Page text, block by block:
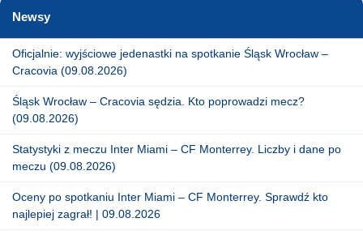
Newsy
Oficjalnie: wyjściowe jedenastki na spotkanie Śląsk Wrocław –
Cracovia (09.08.2026)
Śląsk Wrocław – Cracovia sędzia. Kto poprowadzi mecz?
(09.08.2026)
Statystyki z meczu Inter Miami – CF Monterrey. Liczby i dane po
meczu (09.08.2026)
Oceny po spotkaniu Inter Miami – CF Monterrey. Sprawdź kto
najlepiej zagrał! | 09.08.2026